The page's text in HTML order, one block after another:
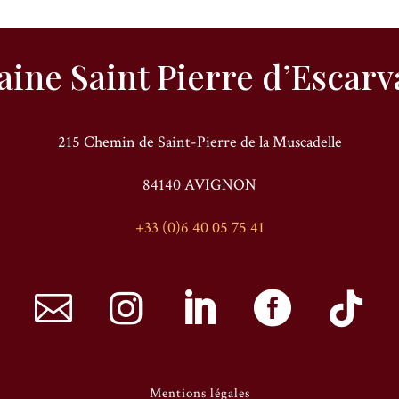
Saint Pierre
215 Chemin de Saint-Pierre de la Muscadelle
84140 AVIGNON
+33 (0)6 40 05 75 41
    
Mentions légales